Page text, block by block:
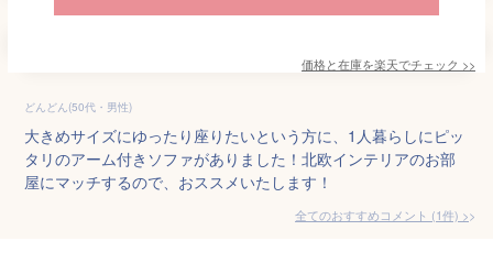
価格と在庫を楽天でチェック >>
どんどん(50代・男性)
大きめサイズにゆったり座りたいという方に、1人暮らしにピッ
タリのアーム付きソファがありました！北欧インテリアのお部
屋にマッチするので、おススメいたします！
全てのおすすめコメント (1件) >